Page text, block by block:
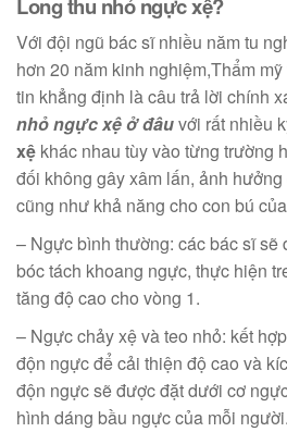
Long thu nhỏ ngực xệ?
Với đội ngũ bác sĩ nhiều năm tu
hơn 20 năm kinh nghiệm,Thẩm
tin khẳng định là câu trả lời chính
nhỏ ngực xệ ở đâuvới rất nhiều
xệ khác nhau tùy vào từng trường
đối không gây xâm lấn, ảnh
cũng như khả năng cho con bú
– Ngực bình thường: các bác sĩ sẽ
bóc tách khoang ngực, thực hiện
tăng độ cao cho vòng 1.
– Ngực chảy xệ và teo nhỏ: kết
độn ngực để cải thiện độ cao và
độn ngực sẽ được đặt dưới cơ
hình dáng bầu ngực của mỗi người.